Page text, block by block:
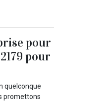
pour
pour
quelconque
promettons